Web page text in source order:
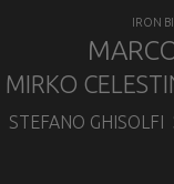
IRON
MIRKO
STEFANO GHISOLFI